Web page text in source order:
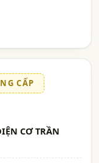
CẤP
CƠ TRẦN